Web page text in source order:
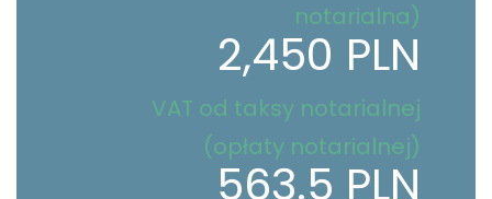
notarialna)
2,450 PLN
VAT od taksy notarialnej
(opłaty notarialnej)
563.5 PLN